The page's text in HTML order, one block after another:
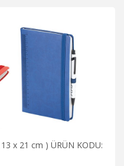
x 21 cm ) ÜRÜN KODU: